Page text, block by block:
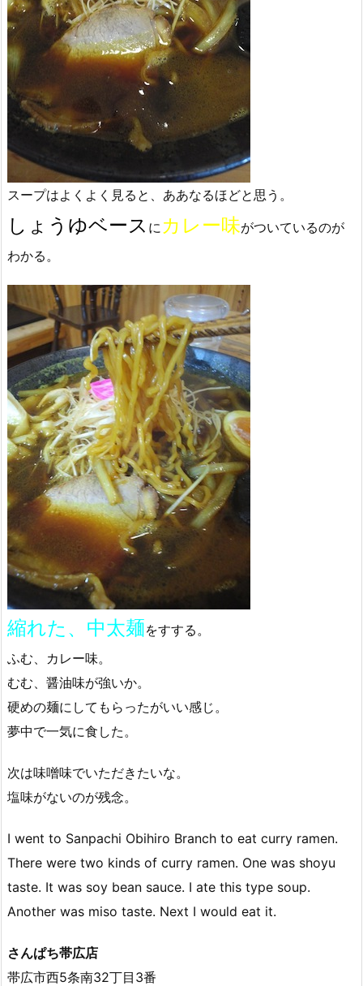
スープはよくよく見ると、ああなるほどと思う。
しょうゆベース に カレー味がついているのが
わかる。
縮れた、中太麺をすする。
ふむ、カレー味。
むむ、醤油味が強いか。
硬めの麺にしてもらったがいい感じ。
夢中で一気に食した。
次は味噌味でいただきたいな。
塩味がないのが残念。
I went to Sanpachi Obihiro Branch to eat curry ramen.
There were two kinds of curry ramen. One was shoyu
taste. It was soy bean sauce. I ate this type soup.
Another was miso taste. Next I would eat it.
さんぱち帯広店
帯広市西5条南32丁目3番